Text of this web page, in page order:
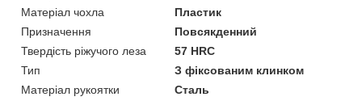
Матеріал чохла
Пластик
Призначення
Повсякденний
Твердість ріжучого леза
57 HRC
Тип
З фіксованим клинком
Матеріал рукоятки
Сталь